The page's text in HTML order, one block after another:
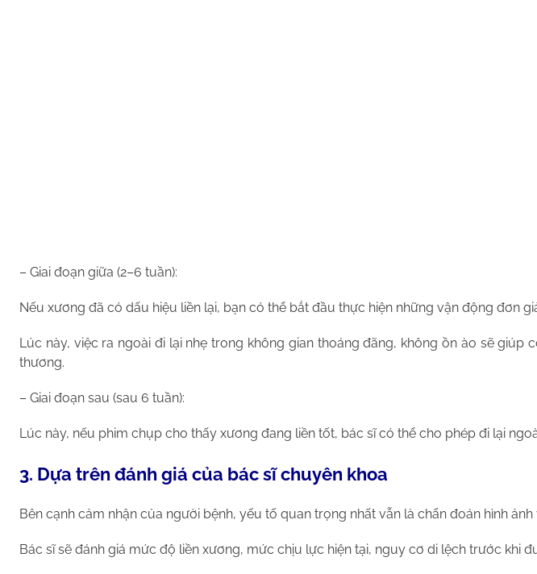
– Giai đoạn giữa (2–6 tuần):
Nếu xương đã có dấu hiệu liền lại, bạn có thể bắt đầu thực hiện những vận động đơn
Lúc này, việc ra ngoài đi lại nhẹ trong không gian thoáng đãng, không ồn ào sẽ
thương.
– Giai đoạn sau (sau 6 tuần):
Lúc này, nếu phim chụp cho thấy xương đang liền tốt, bác sĩ có thể cho phép đi lại
3. Dựa trên đánh giá của bác sĩ chuyên khoa
Bên cạnh cảm nhận của người bệnh, yếu tố quan trọng nhất vẫn là chẩn đoán hình
Bác sĩ sẽ đánh giá mức độ liền xương, mức chịu lực hiện tại, nguy cơ di lệch trước khi